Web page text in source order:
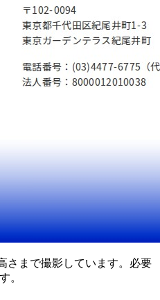
さまで撮影しています。必要
。